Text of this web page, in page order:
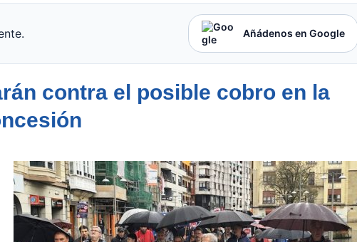
Añádenos en Google
contra el posible cobro en la